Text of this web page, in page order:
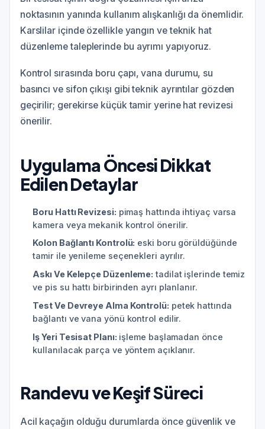
noktasının yanında kullanım alışkanlığı da önemlidir.
Karslilar içinde özellikle yangın ve teknik hat
düzenleme taleplerinde bu ayrımı yapıyoruz.
Kontrol sırasında boru çapı, vana durumu, su
basıncı ve sifon çıkışı gibi teknik ayrıntılar gözden
geçirilir; gerekirse küçük tamir yerine hat revizesi
önerilir.
Uygulama Öncesi Dikkat
Edilen Detaylar
Boru Hattı Revizesi: pimaş hattında ihtiyaç varsa
kamera veya mekanik kontrol önerilir.
Kolon Bağlantı Kontrolü: eski boru görüldüğünde
tamir ile yenileme seçenekleri ayrılır.
Askı Ve Kelepçe Düzenleme: tadilat işlerinde temiz
ve pis su hattı birbirinden ayrı planlanır.
Test Ve Devreye Alma Kontrolü: petek hattında
bağlantı ve vana yönü kontrol edilir.
Iş Yeri Tesisat Planı: işleme başlamadan önce
kullanılacak parça ve yöntem açıklanır.
Randevu ve Keşif Süreci
Acil kaçağın olduğu durumlarda önce güvenlik ve